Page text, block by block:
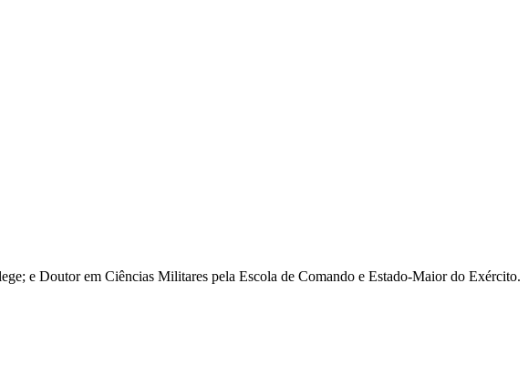
e Doutor em Ciências Militares pela Escola de Comando e Estado-Maior do Exército.